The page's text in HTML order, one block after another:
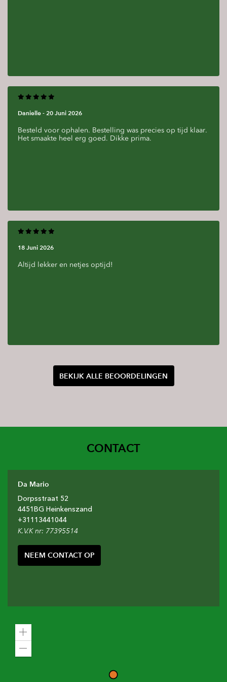
Danielle - 20 Juni 2026
Besteld voor ophalen. Bestelling was precies op tijd klaar.
Het smaakte heel erg goed. Dikke prima.
18 Juni 2026
Altijd lekker en netjes optijd!
BEKIJK ALLE BEOORDELINGEN
CONTACT
Da Mario
Dorpsstraat 52
4451BG Heinkenszand
+31 113441044
K.V.K nr: 77395514
NEEM CONTACT OP
Zoom